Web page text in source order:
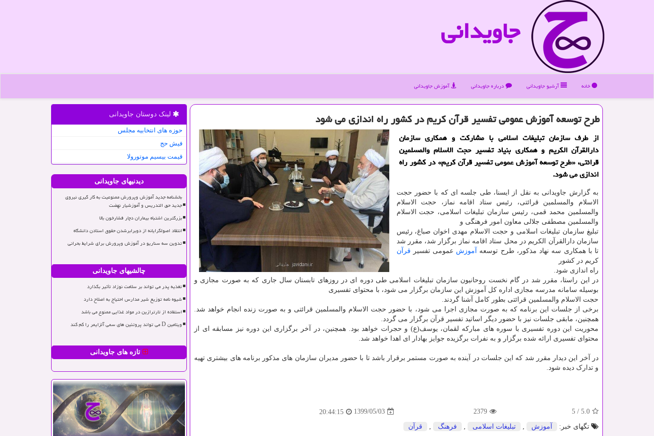
جاویدانی
خانه آرشیو جاویدانی درباره جاویدانی آموزش جاویدانی
طرح توسعه آموزش عمومی تفسیر قرآن كریم در كشور راه اندازی می شود
از طرف سازمان تبلیغات اسلامی با مشاركت و همكاری سازمان
دارالقرآن الكریم و همكاری بنیاد تفسیر حجت الاسلام والمسلمین
قرائتی، «طرح توسعه آموزش عمومی تفسیر قرآن كریم» در كشور راه
اندازی می شود.
به گزارش جاویدانی به نقل از ایسنا، طی جلسه ای که با حضور حجت
الاسلام والمسلمین قرائتی، رئیس ستاد اقامه نماز، حجت الاسلام
والمسلمین محمد قمی، رئیس سازمان تبلیغات اسلامی، حجت الاسلام
والمسلمین مصطفی جلالی معاون امور فرهنگی و
تبلیغ سازمان تبلیغات اسلامی و حجت الاسلام مهدی اخوان صباغ، رئیس
سازمان دارالقرآن الکریم در محل ستاد اقامه نماز برگزار شد، مقرر شد
تا با همکاری سه نهاد مذکور، طرح توسعه
آموزش عمومی تفسیر قرآن
کریم در کشور
راه اندازی شود.
در این راستا، مقرر شد در گام نخست روحانیون سازمان تبلیغات اسلامی طی دوره ای در روزهای تابستان سال جاری که به صورت مجازی و
بوسیله سامانه مدرسه مجازی اداره کل آموزش این سازمان برگزار می شود، با محتوای تفسیری
حجت الاسلام والمسلمین قرائتی بطور کامل آشنا گردند.
برخی از جلسات این برنامه که به صورت مجازی اجرا می شود، با حضور حجت الاسلام والمسلمین قرائتی و به صورت زنده انجام خواهد شد.
همچنین، مابقی جلسات نیز با حضور دیگر اساتید تفسیر قرآن برگزار می گردد.
محوریت این دوره تفسیری با سوره های مبارکه لقمان، یوسف(ع) و حجرات خواهد بود. همچنین، در آخر برگزاری این دوره نیز مسابقه ای از
محتوای تفسیری ارائه شده برگزار و به نفرات برگزیده جوایز بهادار ای اهدا خواهد شد.
در آخر این دیدار مقرر شد که این جلسات در آینده به صورت مستمر برقرار باشد تا با حضور مدیران سازمان های مذکور برنامه های بیشتری تهیه
و تدارک دیده شود.
5.0
/
5
2379
1399/05/03
20:44:15
تگهای خبر:
آموزش تبلیغات اسلامی فرهنگ قرآن
لینک دوستان جاویدانی
حوزه های انتخابیه مجلس
فیش حج
قیمت بیسیم موتورولا
دیدنیهای جاویدانی
بخشنامه جدید آموزش وپرورش ممنوعیت به کار گیری نیروی
جدید حق التدریس و آموزشیار نهضت
بزرگترین اشتباه بیماران دچار فشارخون بالا
انتقاد اصولگرایانه از دوبرابرشدن حقوق استادن دانشگاه
تدوین سه سناریو در آموزش وپرورش برای شرایط بحرانی
چالشیهای جاویدانی
تغذیه پدر می تواند بر سلامت نوزاد تأثیر بگذارد
شیوه نامه توزیع شیر مدارس احتیاج به اصلاح دارد
استفاده از تارترازین در مواد غذایی ممنوع می باشد
ویتامین D می تواند پروتئین های سمی آلزایمر را کم کند
تازه های جاویدانی